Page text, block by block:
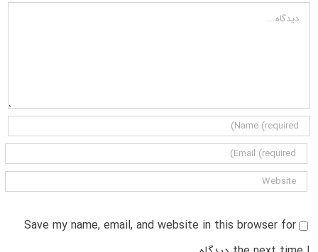
دیدگاه
Save my name, email, and website in this browser for